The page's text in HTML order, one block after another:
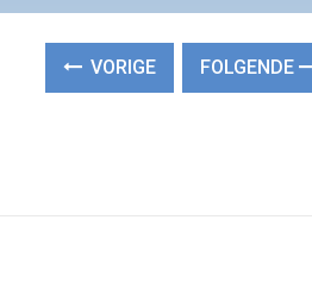
VORIGE FOLGENDE